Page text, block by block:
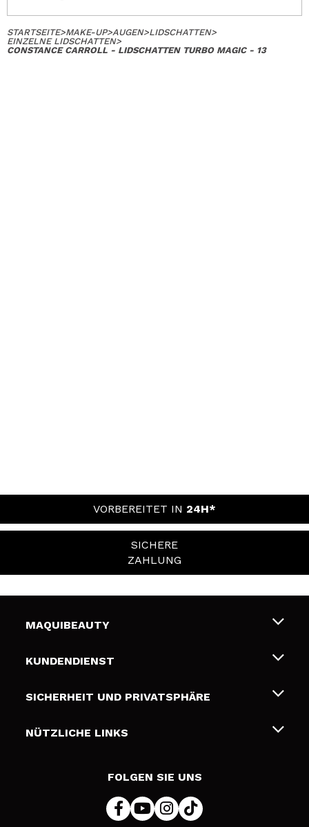
STARTSEITE>MAKE-UP>AUGEN>LIDSCHATTEN>
EINZELNE LIDSCHATTEN>
CONSTANCE CARROLL - LIDSCHATTEN TURBO MAGIC - 13
VORBEREITET IN 24H*
SICHERE
ZAHLUNG
MAQUIBEAUTY
Über uns
Geschenkkarten
KUNDENDIENST
Liefer- und Versandkosten
Zahlung
SICHERHEIT UND PRIVATSPHÄRE
Bedingungen und Datenschutz
NÜTZLICHE LINKS
FOLGEN SIE UNS